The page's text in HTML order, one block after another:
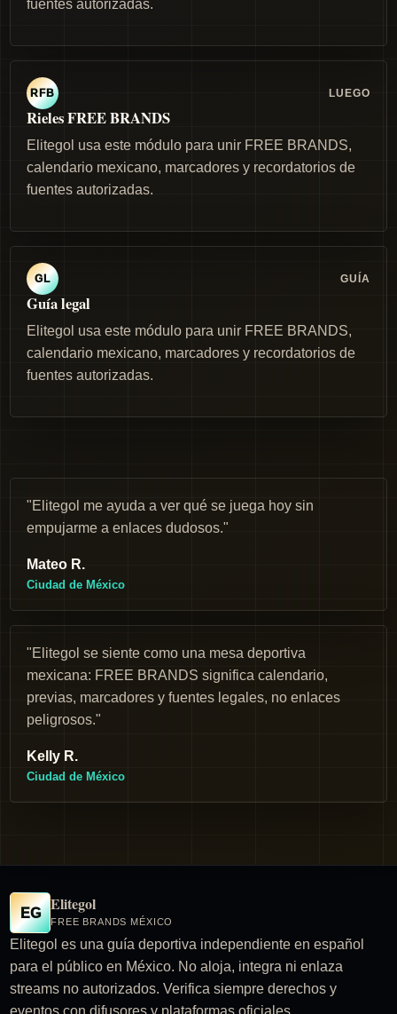
fuentes autorizadas.
RFB LUEGO
Rieles FREE BRANDS
Elitegol usa este módulo para unir FREE BRANDS,
calendario mexicano, marcadores y recordatorios de
fuentes autorizadas.
GL GUÍA
Guía legal
Elitegol usa este módulo para unir FREE BRANDS,
calendario mexicano, marcadores y recordatorios de
fuentes autorizadas.
"Elitegol me ayuda a ver qué se juega hoy sin
empujarme a enlaces dudosos."
Mateo R.
Ciudad de México
"Elitegol se siente como una mesa deportiva
mexicana: FREE BRANDS significa calendario,
previas, marcadores y fuentes legales, no enlaces
peligrosos."
Kelly R.
Ciudad de México
EG Elitegol
FREE BRANDS MÉXICO
Elitegol es una guía deportiva independiente en español
para el público en México. No aloja, integra ni enlaza
streams no autorizados. Verifica siempre derechos y
eventos con difusores y plataformas oficiales.